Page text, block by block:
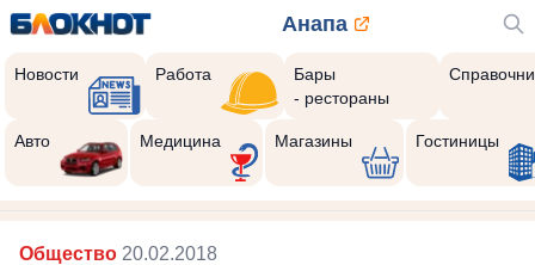
Анапа
Новости Работа
Бары
- рестораны
Авто Медицина Магазины Гостиницы
Общество 20.02.2018